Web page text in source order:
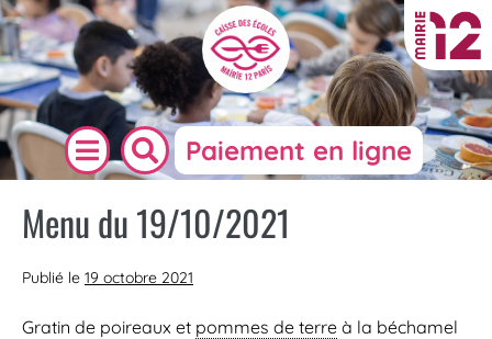
Paiement en ligne
Menu du 19/10/2021
Publié le 19 octobre 2021
Gratin de poireaux et pommes de terre à la béchamel